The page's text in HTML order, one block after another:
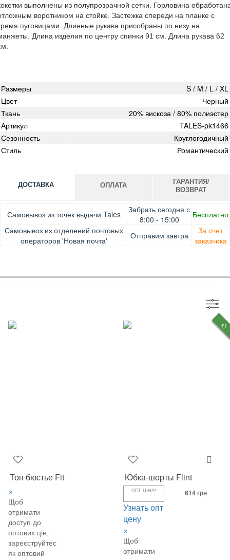
выполнены из полупрозрачной сетки. Горловина
воротником на стойке. Застежка спереди на планке с
пуговицами. Длинные рукава присобраны по низу на
Длина изделия по центру спинки 91 см. Длина рукава 62
Размеры
S / M / L / XL
Цвет
Черный
Ткань
20% вискоза / 80% полиэстер
Артикул
TALES-pk1466
Сезонность
Круглогодичный
Стиль
Романтический
ДОСТАВКА
Самовывоз из точек выдачи Tales
Забрать сегодня с
8:00 - 15:00
Бесплатно
Самовывоз из отделений почтовых
операторов 'Новая почта'
Отправим завтра
За счет
заказчика
ОПЛАТА
Оплата при получении товара, Картой онлайн, Google
Pay, Безналичными для юридических лиц, Безналичными
для физических лиц, Apple Pay, Mastercard, Visa
ГАРАНТИЯ/
ВОЗВРАТ
Гарантия. Обмен/возврат товара в течение 14 дней.
Доставка за счет заказчика
Топ бюстье Fit
×
Щоб
отримати
доступ до
оптових цін,
зареєструйтеся
як оптовий
Юбка-шорты Flint
ОПТ ЦІНА*
Узнать опт
цену
×
Щоб
отримати
614 грн